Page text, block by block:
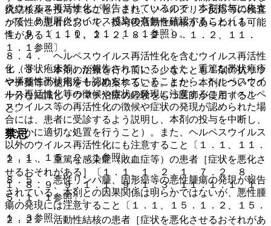
炎ウイルス再活性化が報告されているので、本剤投与に先立
って、Ｂ型肝炎ウイルス感染の有無を確認すること〔１．
１、９．１．１０、１１．１．１参照〕。
８．４． ヘルペスウイルス再活性化を含むウイルス再活性
化（帯状疱疹等）が報告されている。また、重篤な帯状疱疹
や播種性帯状疱疹も認められていることから、ヘルペスウイ
ルス再活性化等の徴候や症状の発現に注意すること（ヘルペ
スウイルス等の再活性化の徴候や症状の発現が認められた場
合には、患者に受診するよう説明し、本剤の投与を中断し、
速やかに適切な処置を行うこと）。また、ヘルペスウイルス
以外のウイルス再活性化にも注意すること〔１．１、１１．
１．１、１５．２．１参照〕。
８．５． 悪性リンパ腫、固形癌等の悪性腫瘍の発現が報告
されている。本剤との因果関係は明らかではないが、悪性腫
瘍の発現には注意すること〔１．１、１５．１．２、１５．
１．３参照〕。
抗結核薬を投与すること。また、ツベルクリン反応等の検査
が陰性の患者において、投与後活動性結核があらわれる可能
性がある〔１．１、２．２、８．２、９．１．２、１１．
１．１参照〕。
１．３． 本剤の治療を行う前に、少なくとも１剤の抗リウ
マチ薬等の使用を十分勘案すること。また、本剤についての
十分な知識とリウマチ治療の経験をもつ医師が使用するこ
と。
禁忌
２．１． 重篤な感染症（敗血症等）の患者［症状を悪化さ
せるおそれがある］〔１．１、１．２．１、７．２、８．
１、８．９、９．１．１、９．１．３、１１．１．１、１
５．１．１参照〕。
２．２． 活動性結核の患者［症状を悪化させるおそれがあ